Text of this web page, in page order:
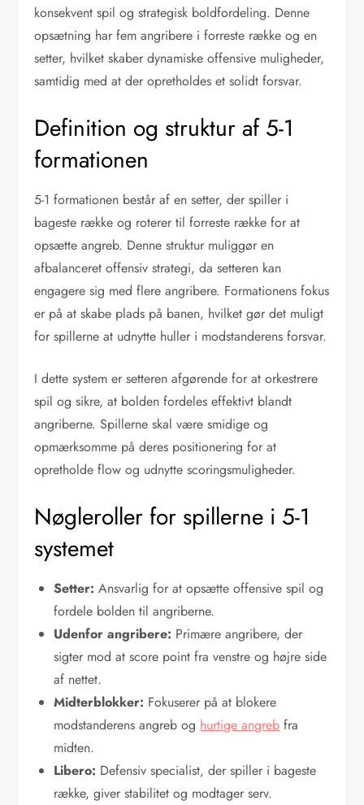
konsekvent spil og strategisk boldfordeling. Denne
opsætning har fem angribere i forreste række og en
setter, hvilket skaber dynamiske offensive muligheder,
samtidig med at der opretholdes et solidt forsvar.
Definition og struktur af 5-1
formationen
5-1 formationen består af en setter, der spiller i
bageste række og roterer til forreste række for at
opsætte angreb. Denne struktur muliggør en
afbalanceret offensiv strategi, da setteren kan
engagere sig med flere angribere. Formationens fokus
er på at skabe plads på banen, hvilket gør det muligt
for spillerne at udnytte huller i modstanderens forsvar.
I dette system er setteren afgørende for at orkestrere
spil og sikre, at bolden fordeles effektivt blandt
angriberne. Spillerne skal være smidige og
opmærksomme på deres positionering for at
opretholde flow og udnytte scoringsmuligheder.
Nøgleroller for spillerne i 5-1
systemet
Setter: Ansvarlig for at opsætte offensive spil og
fordele bolden til angriberne.
Udenfor angribere: Primære angribere, der
sigter mod at score point fra venstre og højre side
af nettet.
Midterblokker: Fokuserer på at blokere
modstanderens angreb og hurtige angreb fra
midten.
Libero: Defensiv specialist, der spiller i bageste
række, giver stabilitet og modtager serv.